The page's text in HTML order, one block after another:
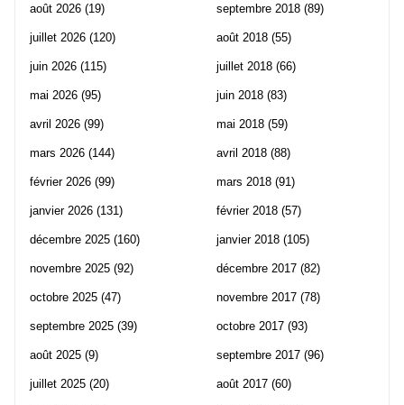
août 2026 (19)
juillet 2026 (120)
juin 2026 (115)
mai 2026 (95)
avril 2026 (99)
mars 2026 (144)
février 2026 (99)
janvier 2026 (131)
décembre 2025 (160)
novembre 2025 (92)
octobre 2025 (47)
septembre 2025 (39)
août 2025 (9)
juillet 2025 (20)
septembre 2018 (89)
août 2018 (55)
juillet 2018 (66)
juin 2018 (83)
mai 2018 (59)
avril 2018 (88)
mars 2018 (91)
février 2018 (57)
janvier 2018 (105)
décembre 2017 (82)
novembre 2017 (78)
octobre 2017 (93)
septembre 2017 (96)
août 2017 (60)